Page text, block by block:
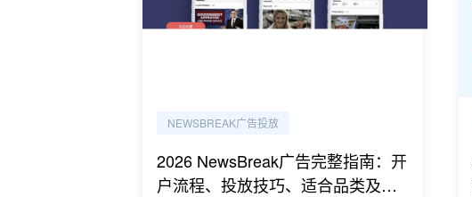
NEWSBREAK广告投放
2026 NewsBreak广告完整指南：开
户流程、投放技巧、适合品类及代